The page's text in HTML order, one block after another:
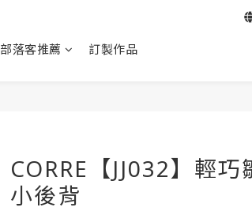
部落客推薦 訂製作品
CORRE【JJ032】輕巧
小後背